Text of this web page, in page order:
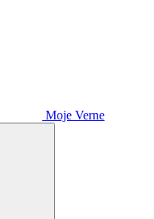
Moje Verne